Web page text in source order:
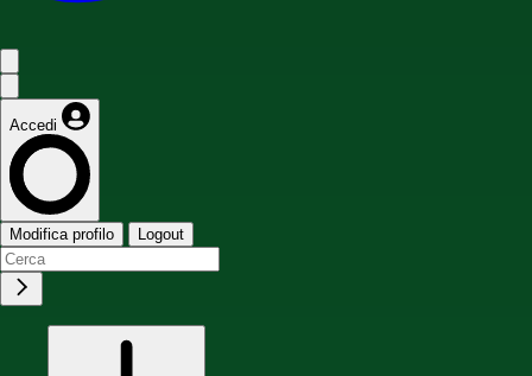
Accedi
Modifica profilo Logout